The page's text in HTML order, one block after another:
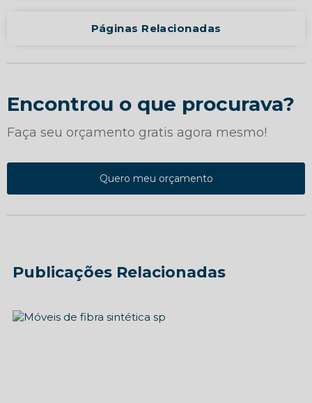
Páginas Relacionadas
Encontrou o que procurava?
Faça seu orçamento gratis agora mesmo!
Quero meu orçamento
Publicações Relacionadas